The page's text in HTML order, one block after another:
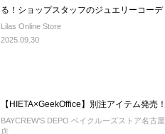
る！ショップスタッフのジュエリーコーデ
Lilas Online Store
2025.09.30
【HIETA×GeekOffice】別注アイテム発売！
BAYCREW'S DEPO ベイクルーズストア名古屋
店